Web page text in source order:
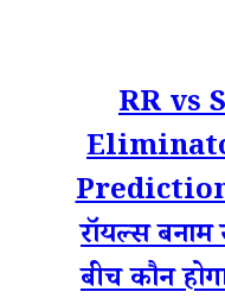
RR vs
Prediction:
रॉयल्स बनाम
बीच कौन